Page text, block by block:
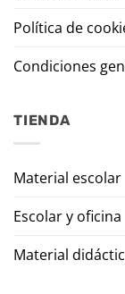
Política de
Condiciones
TIENDA
Material escolar
Escolar y oficina
Material